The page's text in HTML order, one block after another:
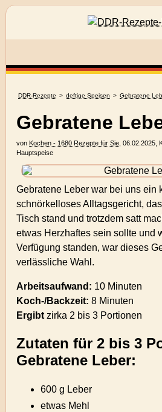
DDR-Rezepte deftige Speisen Gebratene
Gebratene
von Kochen - 1680 Rezepte für Sie,06.02.2025,
Hauptspeise
Gebratene Leber war bei uns ein
schnörkelloses Alltagsgericht,
Tisch stand und trotzdem satt
etwas Herzhaftes sein sollte und
Verfügung standen, war dieses
verlässliche Wahl.
Arbeitsaufwand: 10 Minuten
Koch-/Backzeit: 8 Minuten
Ergibt zirka 2 bis 3 Portionen
Zutaten für 2 bis 3
Gebratene Leber:
600 g Leber
etwas Mehl